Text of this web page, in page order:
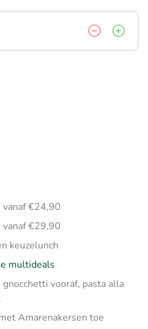
vanaf €24,90
vanaf €29,90
keuzelunch
multideals
vooraf, pasta alla
Amarenakersen toe